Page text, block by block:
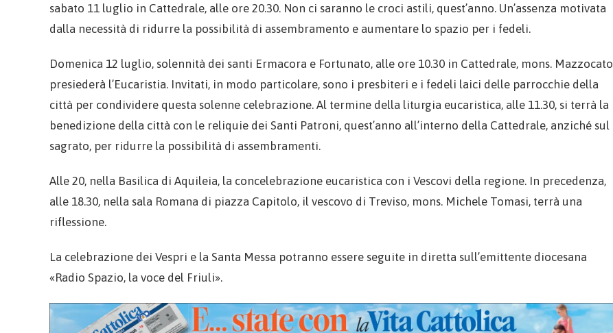
sabato 11 luglio in Cattedrale, alle ore 20.30. Non ci saranno le croci astili, quest’anno. Un’assenza motivata
dalla necessità di ridurre la possibilità di assembramento e aumentare lo spazio per i fedeli.
Domenica 12 luglio, solennità dei santi Ermacora e Fortunato, alle ore 10.30 in Cattedrale, mons. Mazzocato
presiederà l’Eucaristia. Invitati, in modo particolare, sono i presbiteri e i fedeli laici delle parrocchie della
città per condividere questa solenne celebrazione. Al termine della liturgia eucaristica, alle 11.30, si terrà la
benedizione della città con le reliquie dei Santi Patroni, quest’anno all’interno della Cattedrale, anziché sul
sagrato, per ridurre la possibilità di assembramenti.
Alle 20, nella Basilica di Aquileia, la concelebrazione eucaristica con i Vescovi della regione. In precedenza,
alle 18.30, nella sala Romana di piazza Capitolo, il vescovo di Treviso, mons. Michele Tomasi, terrà una
riflessione.
La celebrazione dei Vespri e la Santa Messa potranno essere seguite in diretta sull’emittente diocesana
«Radio Spazio, la voce del Friuli».